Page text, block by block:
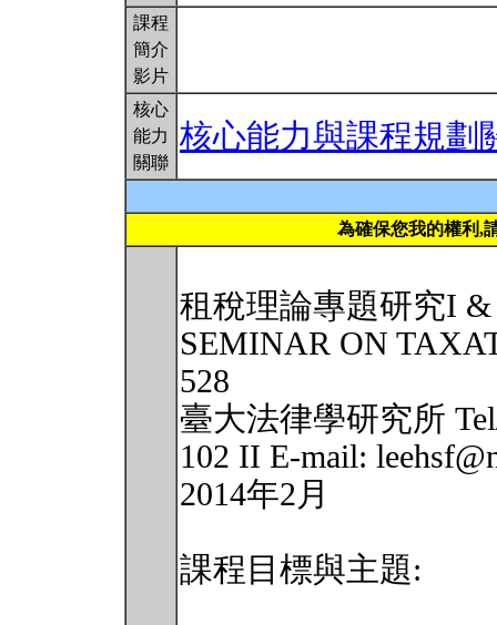
課程
簡介
影片
核心
能力
關聯
核心能力與課程規劃
為確保您我的權利,
租稅理論專題研究I &
SEMINAR ON
528
臺大法律學研究所
102 II E-mail:
2014年2月
課程目標與主題: